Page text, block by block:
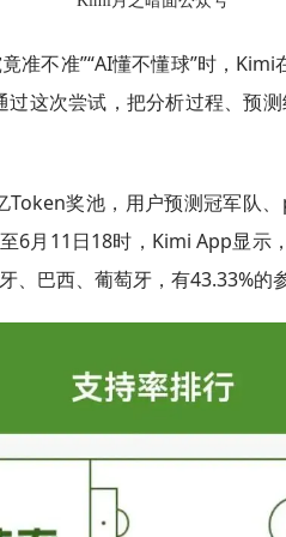
准不准”“AI懂不懂球”时，
过这次尝试，把分析过程、预
Token奖池，用户预测冠军队
6月11日18时，Kimi App显示
、巴西、葡萄牙，有43.33%的